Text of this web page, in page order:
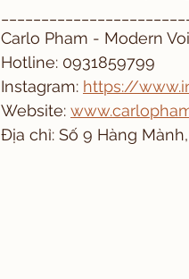
Carlo Pham - Modern
Hotline: 0931859799
Instagram: https://
Website:
Địa chỉ: Số 9 Hàng